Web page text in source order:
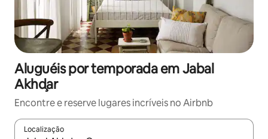
Aluguéis por temporada em Jabal
Akhḑar
Encontre e reserve lugares incríveis no Airbnb
Localização